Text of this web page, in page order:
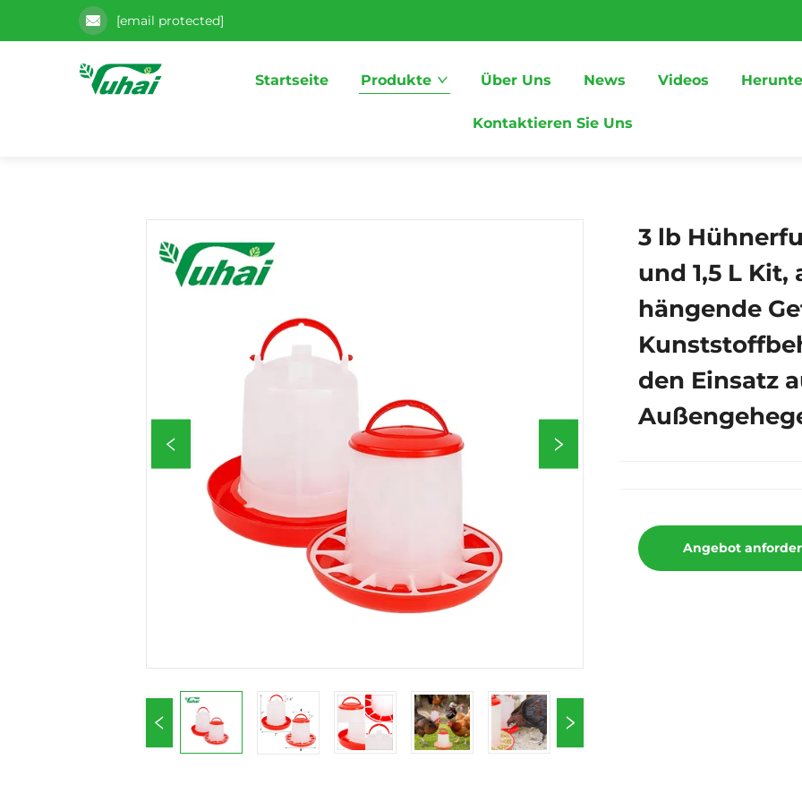
[email protected]
Startseite Produkte Über Uns News Videos
Kontaktieren Sie Uns
3 lb
und 1,5 L
hängende
den Einsatz
Angebot